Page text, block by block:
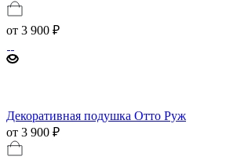
от 3 900 ₽
Декоративная подушка Отто Руж
от 3 900 ₽